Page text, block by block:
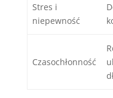
Stres i
niepewność
Czasochłonność